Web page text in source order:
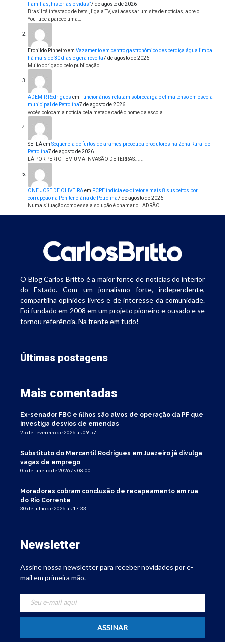
Famílias, histórias e vidas”7 de agosto de 2026
Brasil tá infestado de bets , liga a TV, vai acessar um site de notícias, abre o
YouTube aparece uma…
Eronildo Pinheiroem Vazamento em centro gastronômico desperdiça água limpa
há mais de 30 dias e gera revolta7 de agosto de 2026
Muito obrigado pelo publicação.
ADEMIR Rodrigues em Funcionários relatam sobrecarga e clima tenso em escola
municipal de Petrolina7 de agosto de 2026
vocês colocam a notícia pela metade cadê o nome da escola
SEI LÁem Sequência de furtos de arames preocupa produtores na Zona Rural de
Petrolina7 de agosto de 2026
LÁ POR PERTO TEM UMA INVASÃO DE TERRAS......
ONE JOSE DE OLIVEIRAem PCPE indicia ex-diretor e mais 8 suspeitos por
corrupção na Penitenciária de Petrolina7 de agosto de 2026
Numa situação como essa a solução é chamar o LADRÃO
O Blog Carlos Britto é a maior fonte de notícias do interior
do Estado. Com um jornalismo forte, independente,
compartilha opiniões livres e de interesse da comunidade.
Foi fundado em 2008 em um projeto pioneiro e ousado e se
tornou referência. Na frente em tudo!
Últimas postagens
Mais comentadas
Ex-senador FBC e filhos são alvos de operação da PF que
investiga desvios de emendas
25 de fevereiro de 2026 às 09:57
Substituto do Mercantil Rodrigues em Juazeiro já divulga
vagas de emprego
05 de janeiro de 2026 às 08:00
Moradores cobram conclusão de recapeamento em rua
do Rio Corrente
30 de julho de 2026 às 17:33
Newsletter
Assine nossa newsletter para receber novidades por e-
mail em primeira mão.